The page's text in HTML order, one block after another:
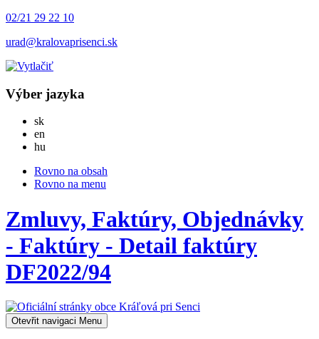
02/21 29 22 10
urad@kralovaprisenci.sk
Výber jazyka
skSlovensky
en
hu
Rovno na obsah
Rovno na menu
Zmluvy, Faktúry, Objednávky
- Faktúry - Detail faktúry
DF2022/94
Otevřit navigaci Menu